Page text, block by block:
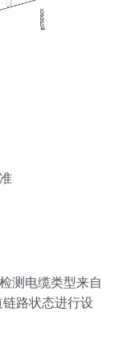
测电缆类型来自
路状态进行设